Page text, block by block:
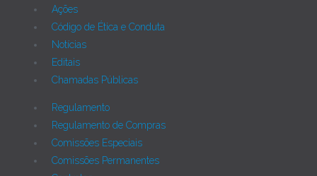
Ações
Código de Ética e Conduta
Notícias
Editais
Chamadas Públicas
Regulamento
Regulamento de Compras
Comissões Especiais
Comissões Permanentes